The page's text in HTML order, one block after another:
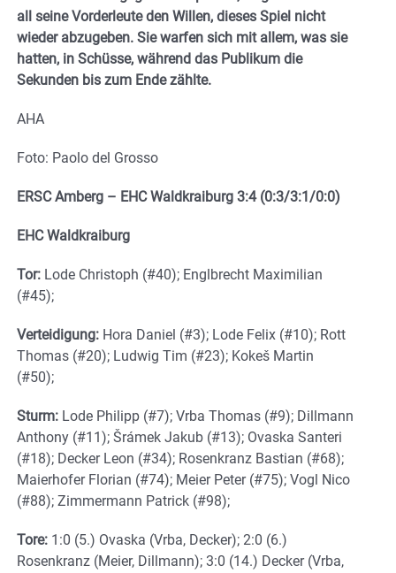
all seine Vorderleute den Willen, dieses Spiel nicht
wieder abzugeben. Sie warfen sich mit allem, was sie
hatten, in Schüsse, während das Publikum die
Sekunden bis zum Ende zählte.
AHA
Foto: Paolo del Grosso
ERSC Amberg – EHC Waldkraiburg 3:4 (0:3/3:1/0:0)
EHC Waldkraiburg
Tor: Lode Christoph (#40); Englbrecht Maximilian
(#45);
Verteidigung: Hora Daniel (#3); Lode Felix (#10); Rott
Thomas (#20); Ludwig Tim (#23); Kokeš Martin
(#50);
Sturm: Lode Philipp (#7); Vrba Thomas (#9); Dillmann
Anthony (#11); Šrámek Jakub (#13); Ovaska Santeri
(#18); Decker Leon (#34); Rosenkranz Bastian (#68);
Maierhofer Florian (#74); Meier Peter (#75); Vogl Nico
(#88); Zimmermann Patrick (#98);
Tore: 1:0 (5.) Ovaska (Vrba, Decker); 2:0 (6.)
Rosenkranz (Meier, Dillmann); 3:0 (14.) Decker (Vrba,